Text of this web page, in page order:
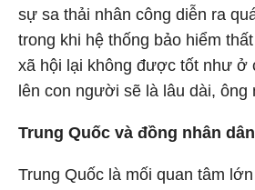
sự sa thải nhân công diễn ra
trong khi hệ thống bảo hiểm
xã hội lại không được tốt như ở
lên con người sẽ là lâu dài, ông
Trung Quốc và đồng nhân
Trung Quốc là mối quan tâm